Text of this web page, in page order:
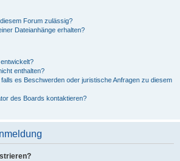
Forum zulässig?
Dateianhänge erhalten?
enthalten?
es Beschwerden oder juristische Anfragen zu diesem
des Boards kontaktieren?